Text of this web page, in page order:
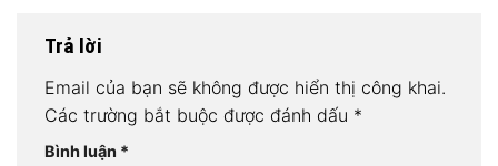
Trả lời
Email của bạn sẽ không được hiển thị công khai.
Các trường bắt buộc được đánh dấu *
Bình luận *